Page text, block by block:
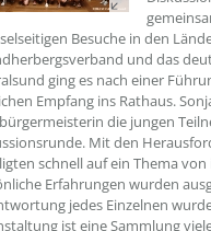
Besuche in den
und das
ging es nach einer
Empfang ins Rathaus.
die jungen
Mit den
schnell auf ein Thema
Erfahrungen wurden
jedes Einzelnen
ist eine Sammlung